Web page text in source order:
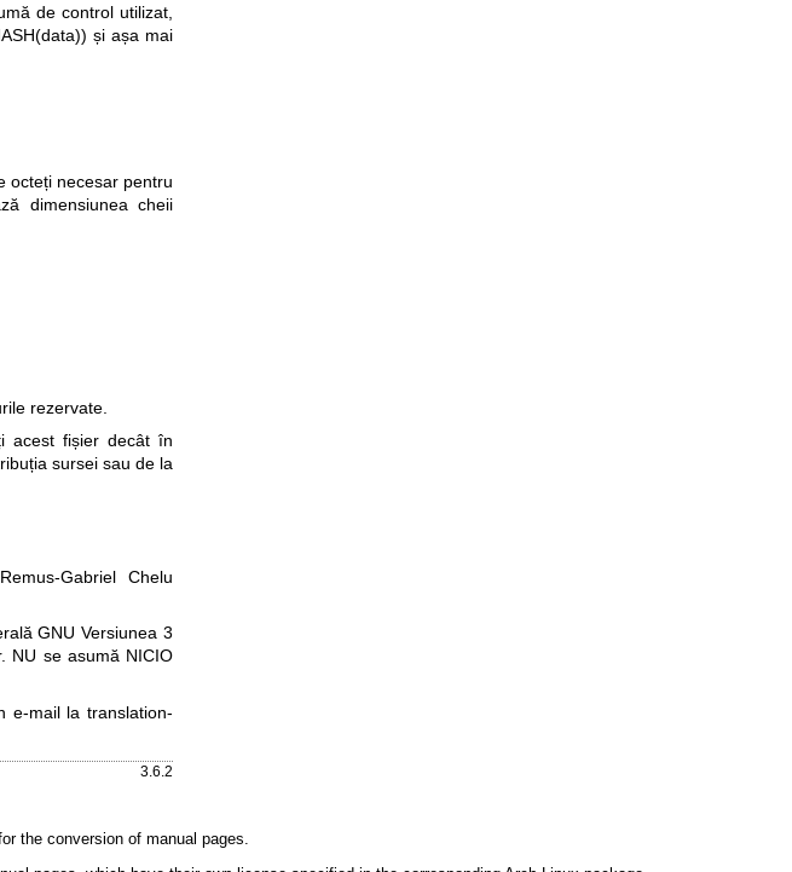
de control utilizat,
și așa mai
octeți necesar pentru
dimensiunea cheii
rezervate.
acest fișier decât în
sursei sau de la
Gabriel Chelu
GNU Versiunea 3
NU se asumă NICIO
e-mail la translation-
3.6.2
the conversion of manual pages.